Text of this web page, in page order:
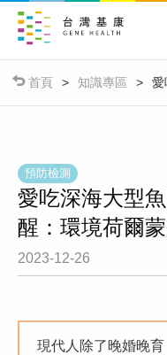
首頁 > 知識專區 >
愛
預防檢測
愛吃深海大型
醒：環境荷爾
2023-12-26
現代人除了晚婚晚